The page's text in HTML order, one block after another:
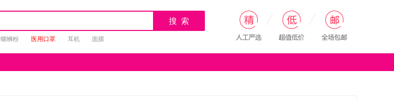
搜 索
螺蛳粉 医用口罩 耳机 面膜